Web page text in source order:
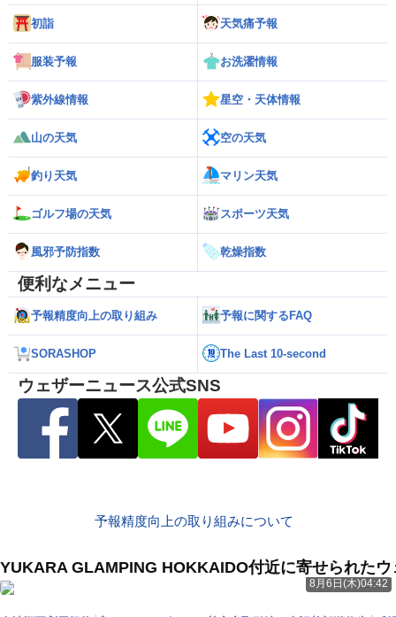
初詣 天気痛予報
服装予報 お洗濯情報
紫外線情報 星空・天体情報
山の天気 空の天気
釣り天気 マリン天気
ゴルフ場の天気 スポーツ天気
風邪予防指数 乾燥指数
便利なメニュー
予報精度向上の取り組み 予報に関するFAQ
SORASHOP The Last 10-second
ウェザーニュース公式SNS
予報精度向上の取り組みについて
YUKARA GLAMPING HOKKAIDO付近に寄せられたウ
8月6日(木)04:42